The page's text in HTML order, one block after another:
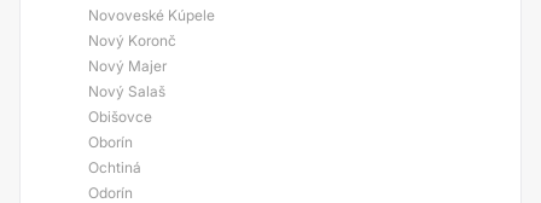
Novoveské Kúpele
Nový Koronč
Nový Majer
Nový Salaš
Obišovce
Oborín
Ochtiná
Odorín